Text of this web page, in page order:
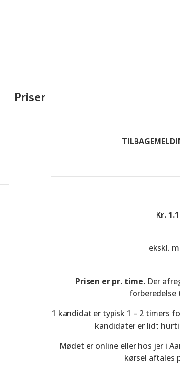
Priser
Kr.
ekskl.
Prisen er pr. time.Der
forberedelse
1 kandidat er typisk 1 – 2 timers
kandidater er lidt
Mødet er online eller hos jer i
kørsel aftales